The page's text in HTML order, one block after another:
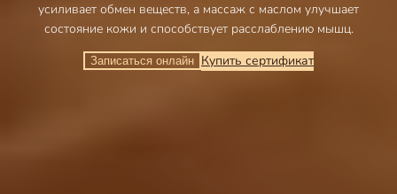
усиливает обмен веществ, а массаж с маслом улучшает
состояние кожи и способствует расслаблению мышц.
Записаться онлайн Купить сертификат